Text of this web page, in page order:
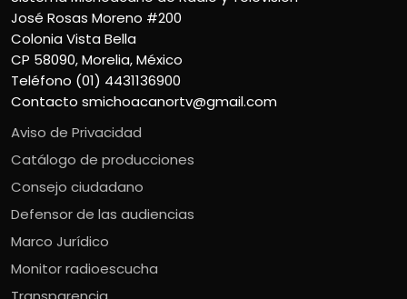
José Rosas Moreno #200
Colonia Vista Bella
CP 58090, Morelia, México
Teléfono (01) 4431136900
Contacto smichoacanortv@gmail.com
Aviso de Privacidad
Catálogo de producciones
Consejo ciudadano
Defensor de las audiencias
Marco Jurídico
Monitor radioescucha